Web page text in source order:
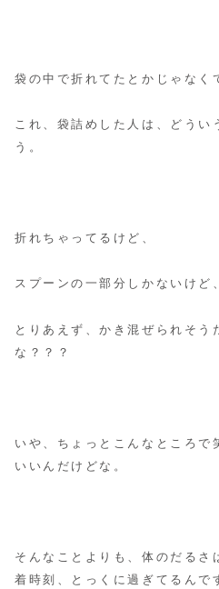
袋の中で折れてたとかじゃなく
これ、袋詰めした人は、どうい
う。
折れちゃってるけど、
スプーンの一部分しかないけど
とりあえず、かき混ぜられそう
な？？？
いや、ちょっとこんなところで
いいんだけどな。
そんなことよりも、体のだるさ
着時刻、とっくに過ぎてるんで